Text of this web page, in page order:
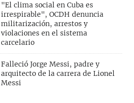
"El clima social en Cuba es
irrespirable", OCDH denuncia
militarización, arrestos y
violaciones en el sistema
carcelario
Falleció Jorge Messi, padre y
arquitecto de la carrera de Lionel
Messi